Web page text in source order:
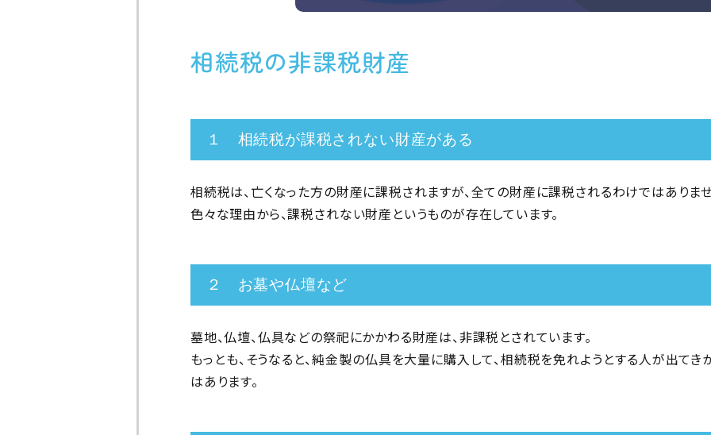
相続税の非課税財産
１ 相続税が課税されない財産がある
相続税は、亡くなった方の財産に課税されますが、全ての財産に課税されるわけではありま
色々な理由から、課税されない財産というものが存在しています。
２ お墓や仏壇など
墓地、仏壇、仏具などの祭祀にかかわる財産は、非課税とされています。
もっとも、そうなると、純金製の仏具を大量に購入して、相続税を免れようとする人が出て
はあります。